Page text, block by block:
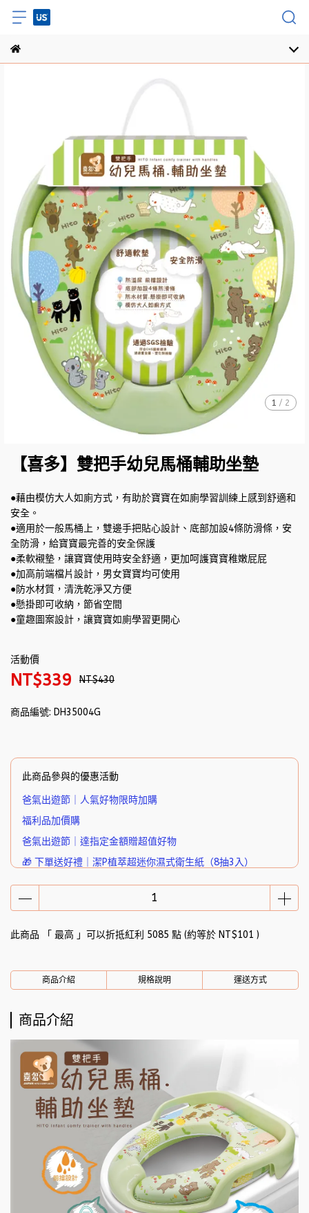
1 / 2
【喜多】雙把手幼兒馬桶輔助坐墊
●藉由模仿大人如廁方式，有助於寶寶在如廁學習訓練上感到舒適和
安全。
●適用於一般馬桶上，雙邊手把貼心設計、底部加設4條防滑條，安
全防滑，給寶寶最完善的安全保護
●柔軟襯墊，讓寶寶使用時安全舒適，更加呵護寶寶稚嫩屁屁
●加高前端檔片設計，男女寶寶均可使用
●防水材質，清洗乾淨又方便
●懸掛即可收納，節省空間
●童趣圖案設計，讓寶寶如廁學習更開心
活動價
NT$339 NT$430
商品編號: DH35004G
此商品參與的優惠活動
爸氣出遊節｜人氣好物限時加購
福利品加價購
爸氣出遊節｜達指定金額贈超值好物
🎁 下單送好禮｜潔P植萃超迷你濕式衛生紙（8抽3入）
此商品 「 最高 」可以折抵紅利 5085 點 (約等於 NT$101 )
商品介紹 規格說明 運送方式
商品介紹